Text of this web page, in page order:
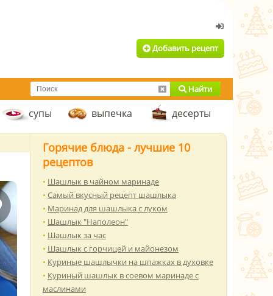
Добавить рецепт
Найти
супы выпечка десерты
Горячие блюда - лучшие 10
рецептов
Шашлык в чайном маринаде
Самый вкусный рецепт шашлыка
Маринад для шашлыка с луком
Шашлык "Наполеон"
Шашлык за час
Шашлык с горчицей и майонезом
Куриные шашлычки на шпажках в духовке
Куриный шашлык в соевом маринаде с
маслинами